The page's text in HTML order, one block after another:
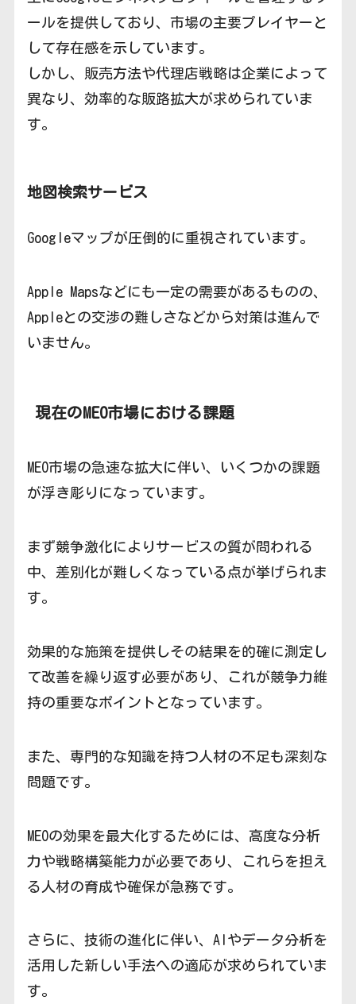
ールを提供しており、市場の主要プレイヤーと
して存在感を示しています。
しかし、販売方法や代理店戦略は企業によって
異なり、効率的な販路拡大が求められていま
す。
地図検索サービス
Googleマップが圧倒的に重視されています。
Apple Mapsなどにも一定の需要があるものの、
Appleとの交渉の難しさなどから対策は進んで
いません。
現在のMEO市場における課題
MEO市場の急速な拡大に伴い、いくつかの課題
が浮き彫りになっています。
まず競争激化によりサービスの質が問われる
中、差別化が難しくなっている点が挙げられま
す。
効果的な施策を提供しその結果を的確に測定し
て改善を繰り返す必要があり、これが競争力維
持の重要なポイントとなっています。
また、専門的な知識を持つ人材の不足も深刻な
問題です。
MEOの効果を最大化するためには、高度な分析
力や戦略構築能力が必要であり、これらを担え
る人材の育成や確保が急務です。
さらに、技術の進化に伴い、AIやデータ分析を
活用した新しい手法への適応が求められていま
す。